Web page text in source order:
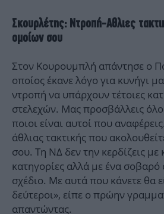
Σκουρλέτης: Ντροπή-Αθλιες
ομοίων σου
Στον Κουρουμπλή απάντησε ο
οποίος έκανε λόγο για κυνήγι
ντροπή να υπάρχουν τέτοιες
στελεχών. Μας προσβάλλεις
ποιοι είναι αυτοί που
άθλιας τακτικής που
σου. Τη ΝΔ δεν την κερδίζεις με
κατηγορίες αλλά με ένα σοβαρό
σχέδιο. Με αυτά που κάνετε θα
δεύτεροι», είπε ο πρώην
απαντώντας.